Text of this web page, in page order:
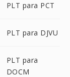
PLT para PCT
PLT para DJVU
PLT para
DOCM